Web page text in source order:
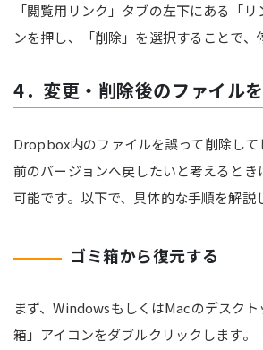
「閲覧用リンク」タブの左下にある「
ンを押し、「削除」を選択することで、
4．変更・削除後のファイル
Dropbox内のファイルを誤って削除して
前のバージョンへ戻したいと考えると
可能です。以下で、具体的な手順を解説
ゴミ箱から復元する
まず、WindowsもしくはMacのデスクト
箱」アイコンをダブルクリックします。